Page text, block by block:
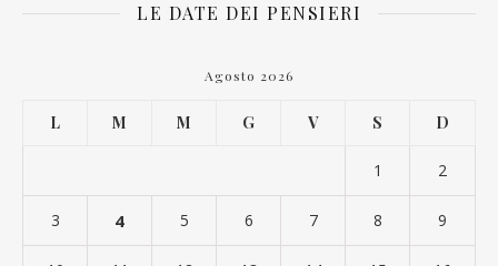
LE DATE DEI PENSIERI
Agosto 2026
L M M G V S D
1 2
3 4 5 6 7 8 9